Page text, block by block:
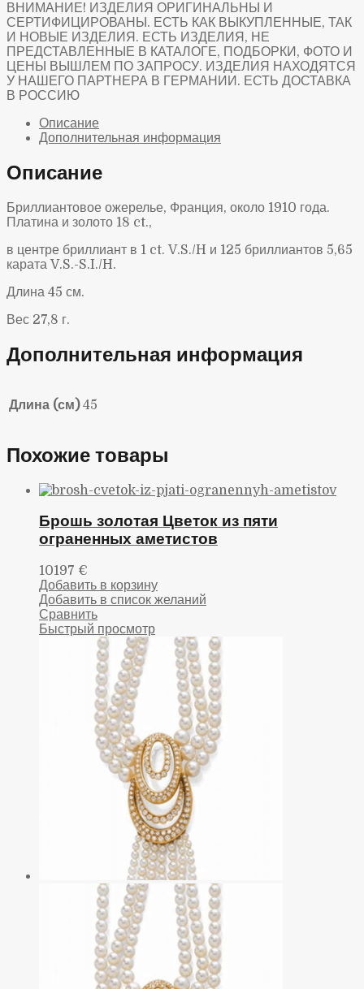
ВНИМАНИЕ! ИЗДЕЛИЯ ОРИГИНАЛЬНЫ И
СЕРТИФИЦИРОВАНЫ. ЕСТЬ КАК ВЫКУПЛЕННЫЕ, ТАК
И НОВЫЕ ИЗДЕЛИЯ. ЕСТЬ ИЗДЕЛИЯ, НЕ
ПРЕДСТАВЛЕННЫЕ В КАТАЛОГЕ, ПОДБОРКИ, ФОТО И
ЦЕНЫ ВЫШЛЕМ ПО ЗАПРОСУ. ИЗДЕЛИЯ НАХОДЯТСЯ
У НАШЕГО ПАРТНЕРА В ГЕРМАНИИ. ЕСТЬ ДОСТАВКА
В РОССИЮ
Описание
Дополнительная информация
Описание
Бриллиантовое ожерелье, Франция, около 1910 года.
Платина и золото 18 ct.,
в центре бриллиант в 1 ct. V.S./H и 125 бриллиантов 5,65
карата V.S.-S.I./H.
Длина 45 см.
Вес 27,8 г.
Дополнительная информация
Длина (см) 45
Похожие товары
Брошь золотая Цветок из пяти
ограненных аметистов
10197 €
Добавить в корзину
Добавить в список желаний
Сравнить
Быстрый просмотр